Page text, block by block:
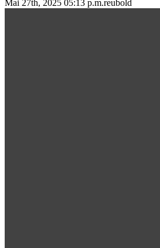
Mai 27th, 2025 05:13 p.m.reubold